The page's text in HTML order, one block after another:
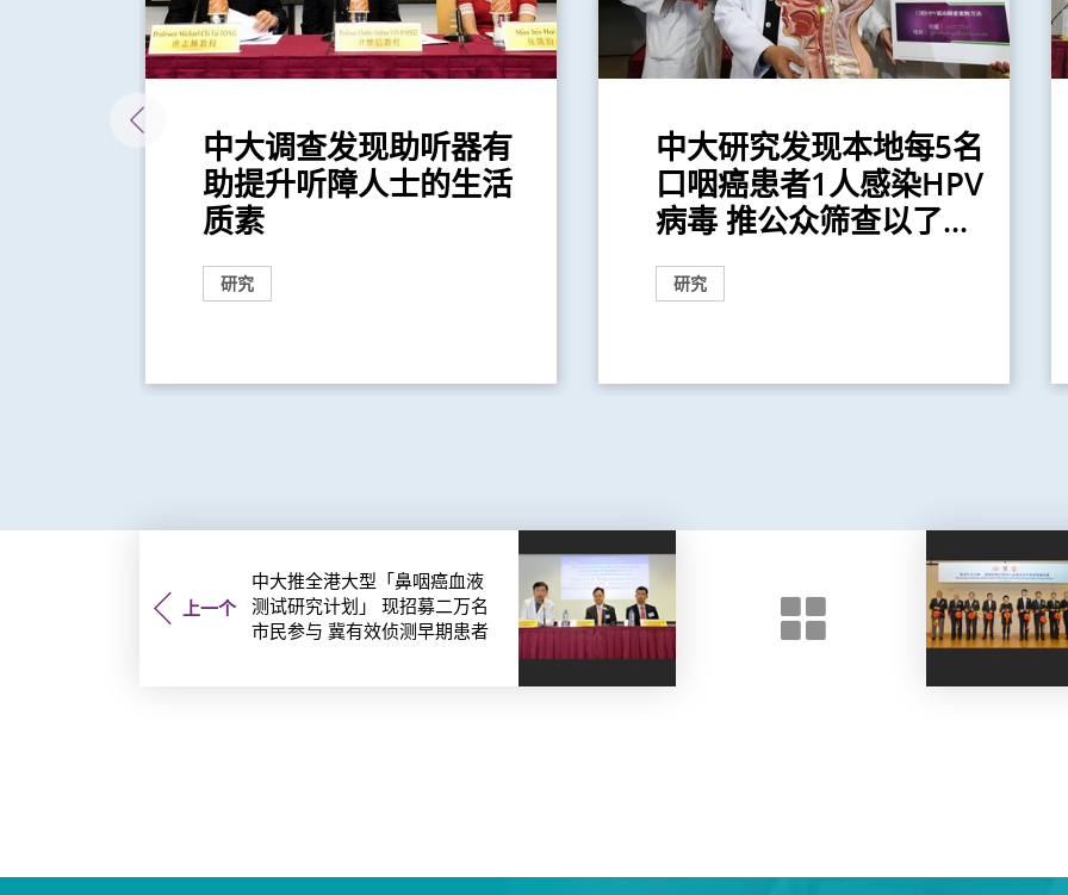
中大调查发现助听器有
助提升听障人士的生活
质素
研究
中大研究发现本地每5名
口咽癌患者1人感染HPV
病毒 推公众筛查以了...
研究
上一个
中大推全港大型「鼻咽癌血液
测试研究计划」 现招募二万名
市民参与 冀有效侦测早期患者